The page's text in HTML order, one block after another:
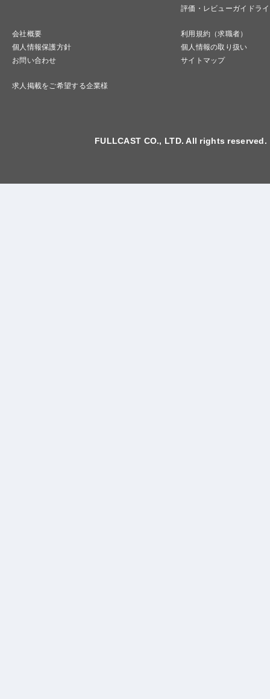
評価・レビューガイドラ
会社概要
利用規約（求職者）
個人情報保護方針
個人情報の取り扱い
お問い合わせ
サイトマップ
求人掲載をご希望する企業様
FULLCAST CO., LTD. All rights reserved.